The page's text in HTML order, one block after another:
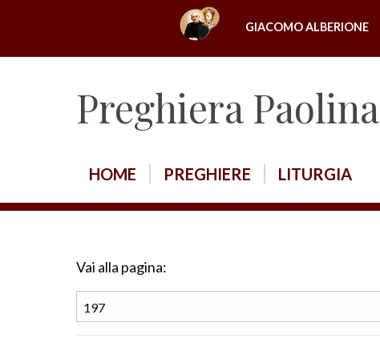
i
t
GIACOMO ALBERIONE
Preghiera Paolina
HOME PREGHIERE LITURGIA
Vai alla pagina: